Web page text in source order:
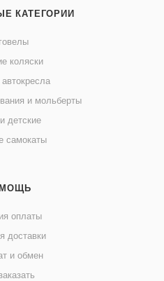
КАТЕГОРИИ
коляски
и мольберты
детские
самокаты
оплаты
доставки
и обмен